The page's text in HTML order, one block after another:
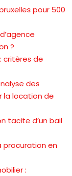
pour 500
?
critères de
des
la location de
tacite d’un bail
procuration en
: